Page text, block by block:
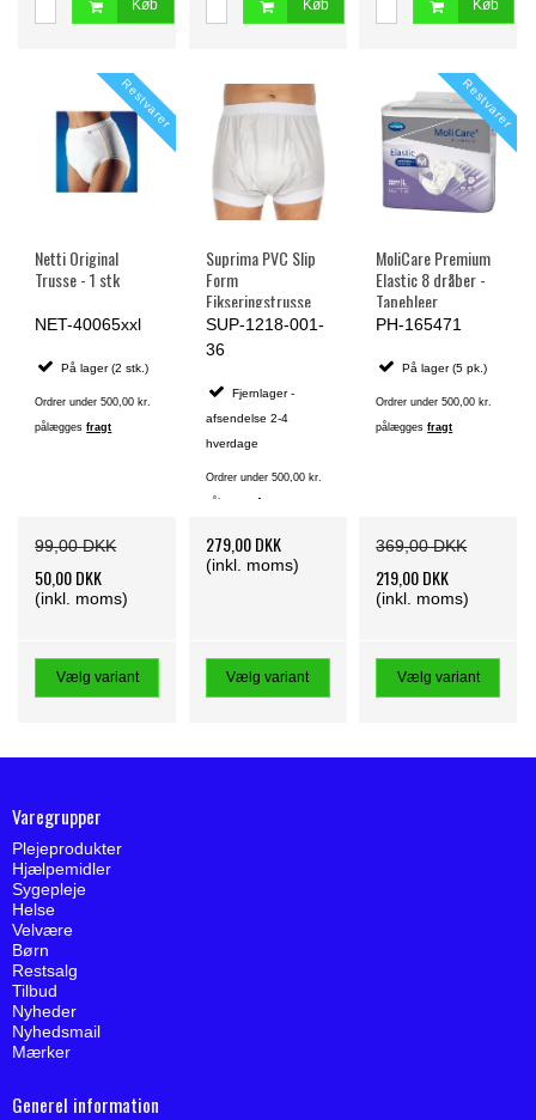
Køb Køb Køb
Restvarer
Netti Original
Trusse - 1 stk
NET-40065xxl
På lager (2 stk.)
Ordrer under 500,00 kr.
pålæggesfragt
99,00 DKK
50,00 DKK
(inkl. moms)
Vælg variant
Suprima PVC Slip
Form
Fikseringstrusse
med Ekstra Bred
Linning, hvide
SUP-1218-001-
36
Fjernlager -
afsendelse 2-4
hverdage
Ordrer under 500,00 kr.
pålægges fragt
279,00 DKK
(inkl. moms)
Vælg variant
Restvarer
MoliCare Premium
Elastic 8 dråber -
Tapebleer.
PH-165471
På lager (5 pk.)
Ordrer under 500,00 kr.
pålæggesfragt
369,00 DKK
219,00 DKK
(inkl. moms)
Vælg variant
Varegrupper
Plejeprodukter
Hjælpemidler
Sygepleje
Helse
Velvære
Børn
Restsalg
Tilbud
Nyheder
Nyhedsmail
Mærker
Generel information